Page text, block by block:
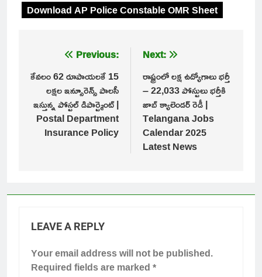
Download AP Police Constable OMR Sheet
navigation
Previous:
కేవలం 62 రూపాయలకే 15
లక్షల ఇన్సూరెన్స్ పాలసీ
ఇస్తున్న పోస్టల్ డిపార్ట్మెంట్ |
Postal Department
Insurance Policy
Next:
రాష్ట్రంలో లక్ష ఉద్యోగాలు భర్తీ
– 22,033 పోస్టులు భర్తీకి
జాబ్ క్యాలెండర్ రెడీ |
Telangana Jobs
Calendar 2025
Latest News
LEAVE A REPLY
Your email address will not be published.
Required fields are marked*